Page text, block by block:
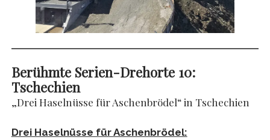
Berühmte Serien-Drehorte 10:
Tschechien
„Drei Haselnüsse für Aschenbrödel“ in Tschechien
Drei Haselnüsse für Aschenbrödel: